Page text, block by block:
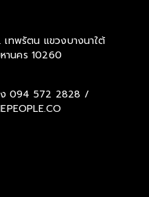
ทพรัตน แขวงบางนาใต้
านคร 10260
094 572 2828 /